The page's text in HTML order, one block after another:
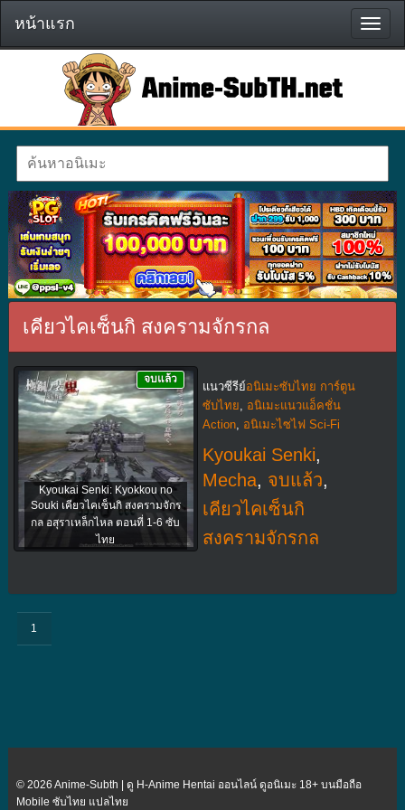
หน้า
แรก
หน้าแรก
เคียวไคเซ็นกิ สงครามจักรกล
Kyoukai Senki: Kyokkou no
Souki เคียวไคเซ็นกิ สงครามจักร
กล อสุราเหล็กไหล ตอนที่ 1-6 ซับ
ไทย
จบแล้ว
แนวซีรีย์อนิเมะซับไทย การ์ตูน
ซับไทย
อนิเมะแนวแอ็คชั่น
Action, อนิเมะไซไฟ Sci-Fi
Kyoukai Senki,
Mecha, จบแล้ว,
เคียวไคเซ็นกิ
สงครามจักรกล
1
© 2026 Anime-Subth | ดู H-Anime Hentai ออนไลน์ ดูอนิเมะ 18+ บนมือถือ
Mobile ซับไทย แปลไทย